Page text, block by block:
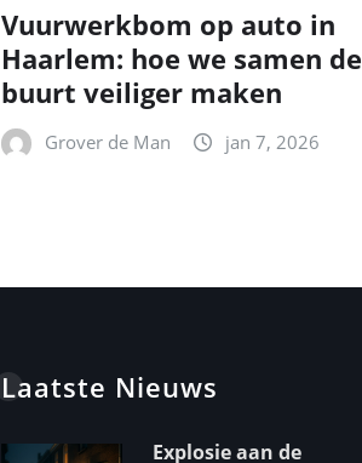
Vuurwerkbom op auto in
Haarlem: hoe we samen de
buurt veiliger maken
Grover de Man jan 7, 2026
Laatste Nieuws
Explosie aan de